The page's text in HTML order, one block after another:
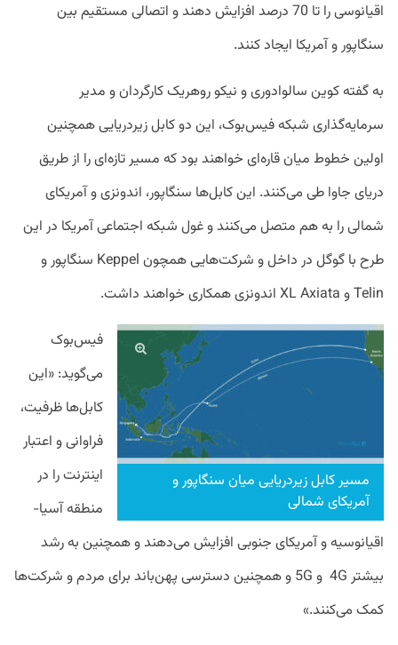
اقیانوسی را تا 70 درصد افزایش دهند و اتصالی مستقیم بین
سنگاپور و آمریکا ایجاد کنند.
به گفته کوین سالوادوری و نیکو روهریک کارگردان و مدیر
سرمایه‌گذاری شبکه فیس‌بوک، این دو کابل زیردریایی همچنین
اولین خطوط میان قاره‌ای خواهند بود که مسیر تازه‌ای را از طریق
دریای جاوا طی می‌کنند. این کابل‌ها سنگاپور، اندونزی و آمریکای
شمالی را به هم متصل می‌کنند و غول شبکه اجتماعی آمریکا در این
طرح با گوگل در داخل و شرکت‌هایی همچون Keppel سنگاپور و
Telin و XL Axiata اندونزی همکاری خواهند داشت.
مسیر کابل زیردریایی میان سنگاپور و
آمریکای شمالی
فیس‌بوک
می‌گوید: «این
کابل‌ها ظرفیت،
فراوانی و اعتبار
اینترنت را در
منطقه آسیا-
اقیانوسیه و آمریکای جنوبی افزایش می‌دهند و همچنین به رشد
بیشتر 4G و 5G و همچنین دسترسی پهن‌باند برای مردم و شرکت‌ها
کمک می‌کنند.»